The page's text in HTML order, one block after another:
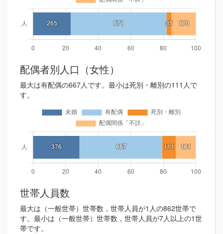
配偶者別人口（女性）
最大は有配偶の667人です。最小は死別・離別の111人で
す。
世帯人員数
最大は（一般世帯）世帯数，世帯人員が1人の862世帯で
す。最小は（一般世帯）世帯数，世帯人員が7人以上の1世
帯です。